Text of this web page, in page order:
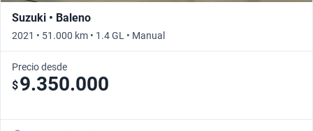
Suzuki • Baleno
2021 • 51.000 km • 1.4 GL • Manual
Precio desde
$9.350.000